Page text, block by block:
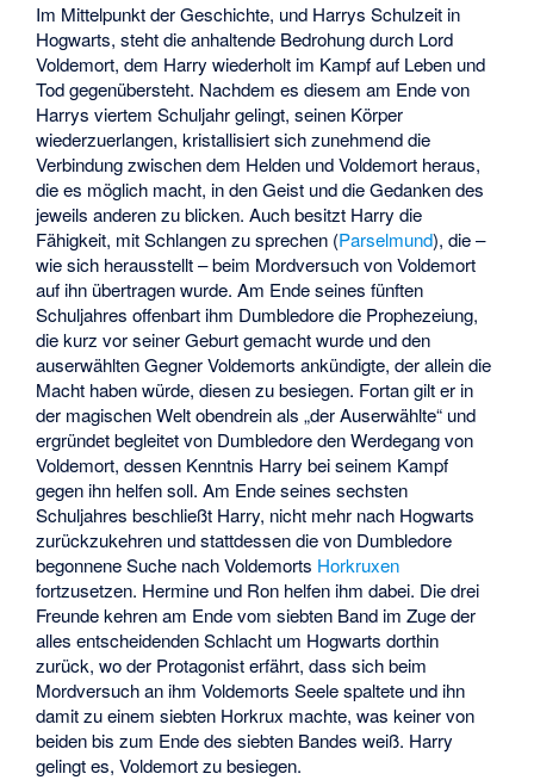
Im Mittelpunkt der Geschichte, und Harrys Schulzeit in
Hogwarts, steht die anhaltende Bedrohung durch Lord
Voldemort, dem Harry wiederholt im Kampf auf Leben und
Tod gegenübersteht. Nachdem es diesem am Ende von
Harrys viertem Schuljahr gelingt, seinen Körper
wiederzuerlangen, kristallisiert sich zunehmend die
Verbindung zwischen dem Helden und Voldemort heraus,
die es möglich macht, in den Geist und die Gedanken des
jeweils anderen zu blicken. Auch besitzt Harry die
Fähigkeit, mit Schlangen zu sprechen (Parselmund), die –
wie sich herausstellt – beim Mordversuch von Voldemort
auf ihn übertragen wurde. Am Ende seines fünften
Schuljahres offenbart ihm Dumbledore die Prophezeiung,
die kurz vor seiner Geburt gemacht wurde und den
auserwählten Gegner Voldemorts ankündigte, der allein die
Macht haben würde, diesen zu besiegen. Fortan gilt er in
der magischen Welt obendrein als „der Auserwählte“ und
ergründet begleitet von Dumbledore den Werdegang von
Voldemort, dessen Kenntnis Harry bei seinem Kampf
gegen ihn helfen soll. Am Ende seines sechsten
Schuljahres beschließt Harry, nicht mehr nach Hogwarts
zurückzukehren und stattdessen die von Dumbledore
begonnene Suche nach Voldemorts Horkruxen
fortzusetzen. Hermine und Ron helfen ihm dabei. Die drei
Freunde kehren am Ende vom siebten Band im Zuge der
alles entscheidenden Schlacht um Hogwarts dorthin
zurück, wo der Protagonist erfährt, dass sich beim
Mordversuch an ihm Voldemorts Seele spaltete und ihn
damit zu einem siebten Horkrux machte, was keiner von
beiden bis zum Ende des siebten Bandes weiß. Harry
gelingt es, Voldemort zu besiegen.